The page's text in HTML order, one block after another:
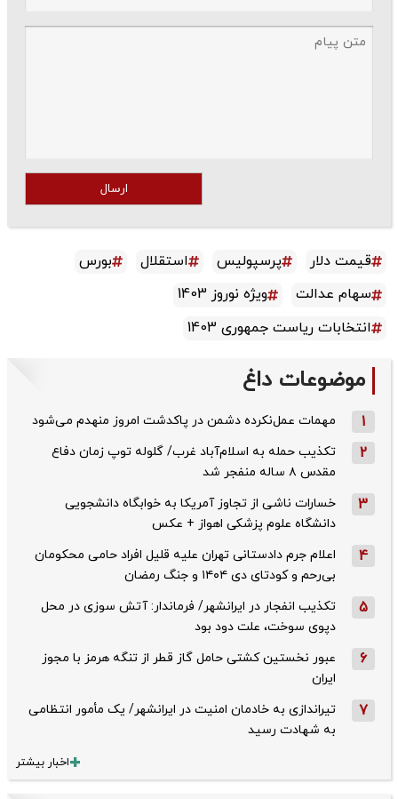
ارسال
قیمت دلار پرسپولیس استقلال
بورس
سهام عدالت
ویژه نوروز 1403
انتخابات ریاست جمهوری 1403
موضوعات داغ
1 مهمات عمل‌نکرده دشمن در پاکدشت امروز منهدم می‌شود
2
تکذیب حمله به اسلام‌آباد غرب/ گلوله توپ زمان دفاع
مقدس ۸ ساله منفجر شد
3
خسارات ناشی از تجاوز آمریکا به خوابگاه دانشجویی
دانشگاه علوم پزشکی اهواز + عکس
4
اعلام جرم دادستانی تهران علیه قلیل افراد حامی محکومان
بی‌رحم و کودتای دی‌ ۱۴۰۴ و جنگ رمضان
5
تکذیب ‌انفجار در ایرانشهر/ فرماندار: آتش سوزی در محل
دپوی سوخت، علت دود بود
6
عبور نخستین کشتی حامل گاز قطر از تنگه هرمز با مجوز
ایران
7
تیراندازی به خادمان امنیت در ایرانشهر/ یک مأمور انتظامی
به شهادت رسید
اخبار بیشتر